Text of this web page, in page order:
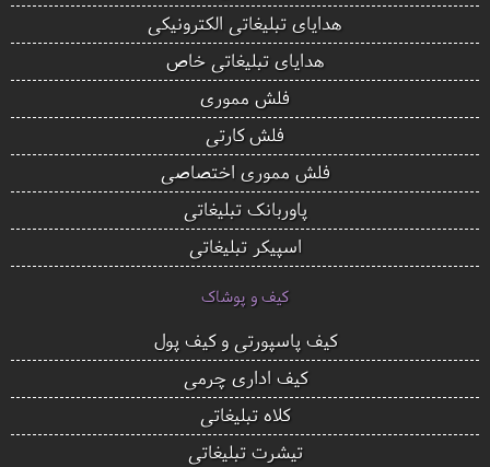
هدایای تبلیغاتی الکترونیکی
هدایای تبلیغاتی خاص
فلش مموری
فلش کارتی
فلش مموری اختصاصی
پاوربانک تبلیغاتی
اسپیکر تبلیغاتی
کیف و پوشاک
کیف پاسپورتی و کیف پول
کیف اداری چرمی
کلاه تبلیغاتی
تیشرت تبلیغاتی